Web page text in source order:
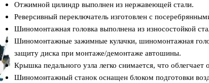
Отжимной цилиндр выполнен из нержавеющей стали.
Реверсивный переключатель изготовлен с
Шиномонтажная головка выполнена из износостойкой
Шиномонтажные зажимные кулачки, шиномонтажная
защиту диска при монтаже/демонтаже автошины.
Крышка педального узла легко снимается, что облегчает
Шиномонтажный станок оснащен блоком подготовки